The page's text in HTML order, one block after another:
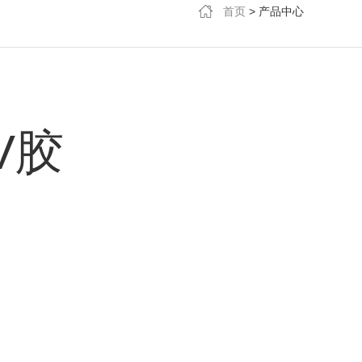
首页 > 产品中心
胶